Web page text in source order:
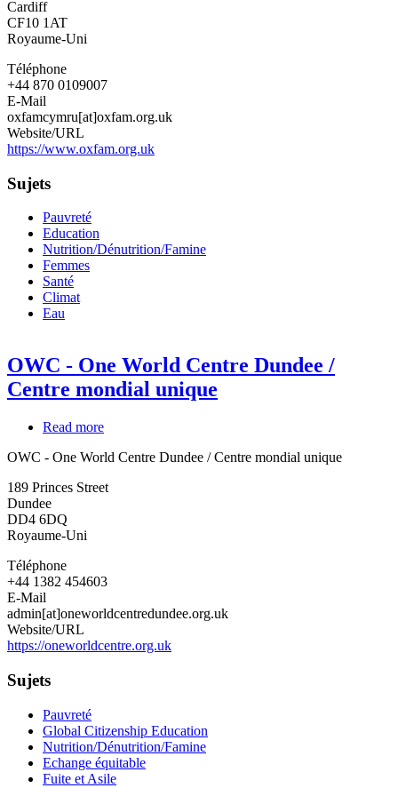
Cardiff
CF10 1AT
Royaume-Uni
Téléphone
+44 870 0109007
E-Mail
oxfamcymru[at]oxfam.org.uk
Website/URL
https://www.oxfam.org.uk
Sujets
Pauvreté
Education
Nutrition/Dénutrition/Famine
Femmes
Santé
Climat
Eau
OWC - One World Centre Dundee /
Centre mondial unique
Read more
-
World
unique
OWC - One World Centre Dundee / Centre mondial unique
189 Princes Street
Dundee
DD4 6DQ
Royaume-Uni
Téléphone
+44 1382 454603
E-Mail
admin[at]oneworldcentredundee.org.uk
Website/URL
https://oneworldcentre.org.uk
Sujets
Pauvreté
Global Citizenship Education
Nutrition/Dénutrition/Famine
Echange équitable
Fuite et Asile